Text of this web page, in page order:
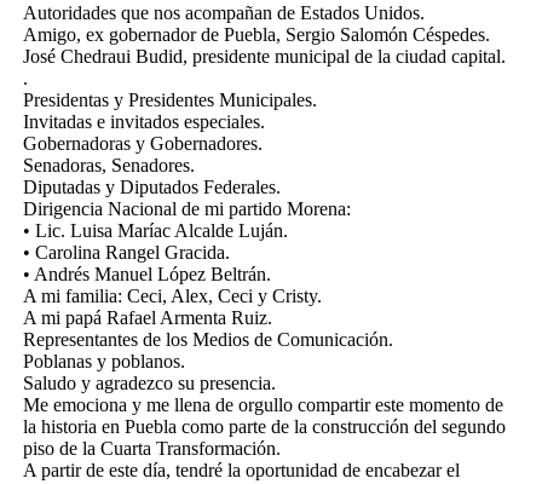
Autoridades que nos acompañan de Estados Unidos.
Amigo, ex gobernador de Puebla, Sergio Salomón Céspedes.
José Chedraui Budid, presidente municipal de la ciudad capital.
.
Presidentas y Presidentes Municipales.
Invitadas e invitados especiales.
Gobernadoras y Gobernadores.
Senadoras, Senadores.
Diputadas y Diputados Federales.
Dirigencia Nacional de mi partido Morena:
• Lic. Luisa Maríac Alcalde Luján.
• Carolina Rangel Gracida.
• Andrés Manuel López Beltrán.
A mi familia: Ceci, Alex, Ceci y Cristy.
A mi papá Rafael Armenta Ruiz.
Representantes de los Medios de Comunicación.
Poblanas y poblanos.
Saludo y agradezco su presencia.
Me emociona y me llena de orgullo compartir este momento de
la historia en Puebla como parte de la construcción del segundo
piso de la Cuarta Transformación.
A partir de este día, tendré la oportunidad de encabezar el